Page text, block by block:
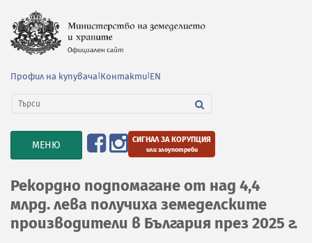
Профил на купувача Контакти EN
TOGGLE
NAVIGATION
МЕНЮ СИГНАЛ ЗА КОРУПЦИЯ
или злоупотреби
Рекордно подпомагане от над 4,4
млрд. лева получиха земеделските
производители в България през 2025 г.